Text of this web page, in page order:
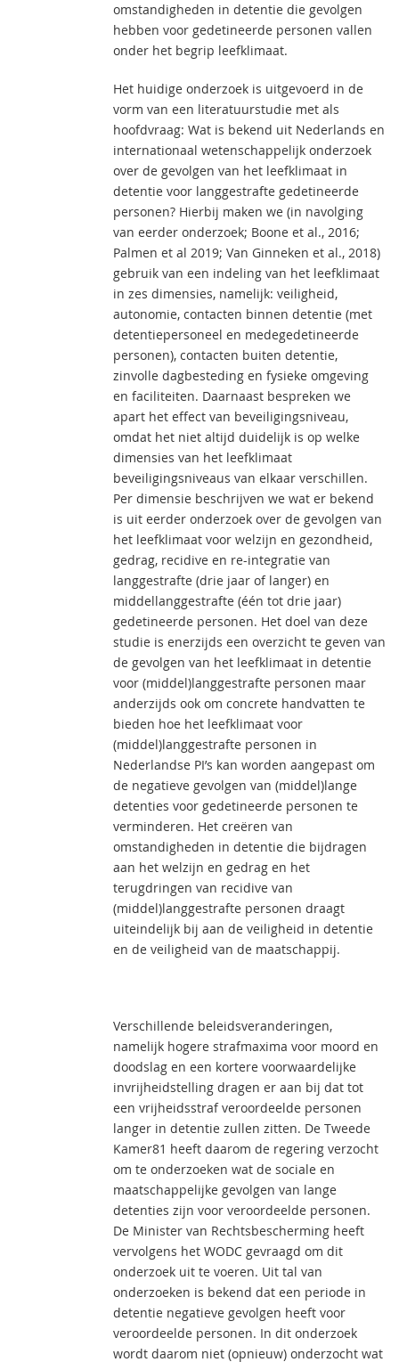
omstandigheden in detentie die gevolgen
hebben voor gedetineerde personen vallen
onder het begrip leefklimaat.
Het huidige onderzoek is uitgevoerd in de
vorm van een literatuurstudie met als
hoofdvraag: Wat is bekend uit Nederlands en
internationaal wetenschappelijk onderzoek
over de gevolgen van het leefklimaat in
detentie voor langgestrafte gedetineerde
personen? Hierbij maken we (in navolging
van eerder onderzoek; Boone et al., 2016;
Palmen et al 2019; Van Ginneken et al., 2018)
gebruik van een indeling van het leefklimaat
in zes dimensies, namelijk: veiligheid,
autonomie, contacten binnen detentie (met
detentiepersoneel en medegedetineerde
personen), contacten buiten detentie,
zinvolle dagbesteding en fysieke omgeving
en faciliteiten. Daarnaast bespreken we
apart het effect van beveiligingsniveau,
omdat het niet altijd duidelijk is op welke
dimensies van het leefklimaat
beveiligingsniveaus van elkaar verschillen.
Per dimensie beschrijven we wat er bekend
is uit eerder onderzoek over de gevolgen van
het leefklimaat voor welzijn en gezondheid,
gedrag, recidive en re-integratie van
langgestrafte (drie jaar of langer) en
middellanggestrafte (één tot drie jaar)
gedetineerde personen. Het doel van deze
studie is enerzijds een overzicht te geven van
de gevolgen van het leefklimaat in detentie
voor (middel)langgestrafte personen maar
anderzijds ook om concrete handvatten te
bieden hoe het leefklimaat voor
(middel)langgestrafte personen in
Nederlandse PI’s kan worden aangepast om
de negatieve gevolgen van (middel)lange
detenties voor gedetineerde personen te
verminderen. Het creëren van
omstandigheden in detentie die bijdragen
aan het welzijn en gedrag en het
terugdringen van recidive van
(middel)langgestrafte personen draagt
uiteindelijk bij aan de veiligheid in detentie
en de veiligheid van de maatschappij.
Verschillende beleidsveranderingen,
namelijk hogere strafmaxima voor moord en
doodslag en een kortere voorwaardelijke
invrijheidstelling dragen er aan bij dat tot
een vrijheidsstraf veroordeelde personen
langer in detentie zullen zitten. De Tweede
Kamer81 heeft daarom de regering verzocht
om te onderzoeken wat de sociale en
maatschappelijke gevolgen van lange
detenties zijn voor veroordeelde personen.
De Minister van Rechtsbescherming heeft
vervolgens het WODC gevraagd om dit
onderzoek uit te voeren. Uit tal van
onderzoeken is bekend dat een periode in
detentie negatieve gevolgen heeft voor
veroordeelde personen. In dit onderzoek
wordt daarom niet (opnieuw) onderzocht wat